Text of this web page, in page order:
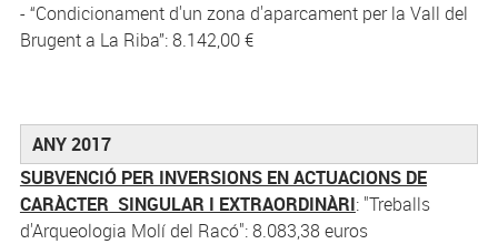
- “Condicionament d'un zona d'aparcament per la Vall del
Brugent a La Riba”: 8.142,00 €
ANY 2017
SUBVENCIÓ PER INVERSIONS EN ACTUACIONS DE
CARÀCTER SINGULAR I EXTRAORDINÀRI: "Treballs
d'Arqueologia Molí del Racó": 8.083,38 euros